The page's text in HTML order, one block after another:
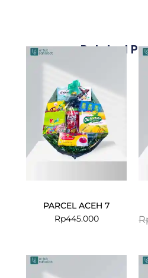
Related
PARCEL ACEH 7
Rp445.000